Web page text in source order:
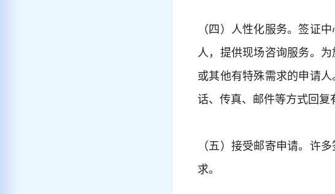
（四）人性化服务。签证
人，提供现场咨询服务。
或其他有特殊需求的申请
话、传真、邮件等方式回复
（五）接受邮寄申请。许
求。